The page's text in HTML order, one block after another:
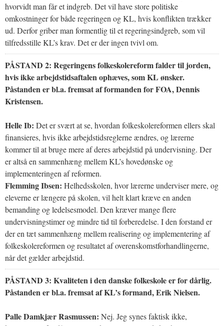
hvorvidt man får et indgreb. Det vil have store politiske
omkostninger for både regeringen og KL, hvis konflikten trækker
ud. Derfor griber man formentlig til et regeringsindgreb, som vil
tilfredsstille KL’s krav. Det er der ingen tvivl om.
PÅSTAND 2: Regeringens folkeskolereform falder til jorden,
hvis ikke arbejdstidsaftalen ophæves, som KL ønsker.
Påstanden er bl.a. fremsat af formanden for FOA, Dennis
Kristensen.
Helle Ib: Det er svært at se, hvordan folkeskolereformen ellers skal
finansieres, hvis ikke arbejdstidsreglerne ændres, og lærerne
kommer til at bruge mere af deres arbejdstid på undervisning. Der
er altså en sammenhæng mellem KL’s hovedønske og
implementeringen af reformen.
Flemming Ibsen: Helhedsskolen, hvor lærerne underviser mere, og
eleverne er længere på skolen, vil helt klart kræve en anden
bemanding og ledelsesmodel. Den kræver mange flere
undervisningstimer og mindre tid til forberedelse. I den forstand er
der en tæt sammenhæng mellem realisering og implementering af
folkeskolereformen og resultatet af overenskomstforhandlingerne,
når det gælder arbejdstid.
PÅSTAND 3: Kvaliteten i den danske folkeskole er for dårlig.
Påstanden er bl.a. fremsat af KL’s formand, Erik Nielsen.
Palle Damkjær Rasmussen: Nej. Jeg synes faktisk ikke,